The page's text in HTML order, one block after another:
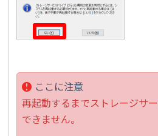
ここに注意
再起動するまでストレージサ
できません。